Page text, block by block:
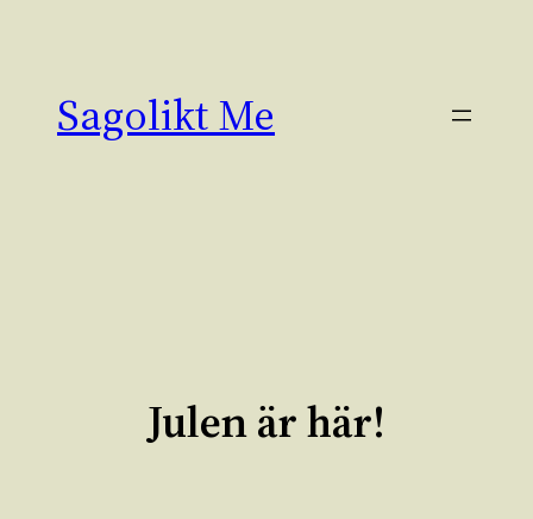
Sagolikt Me
Julen är här!